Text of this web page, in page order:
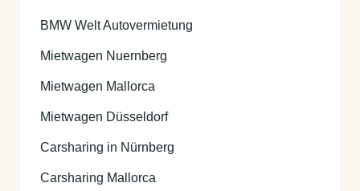
BMW Welt Autovermietung
Mietwagen Nuernberg
Mietwagen Mallorca
Mietwagen Düsseldorf
Carsharing in Nürnberg
Carsharing Mallorca